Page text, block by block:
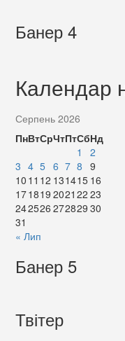
Банер 4
Календар
Серпень 2026
ПнВтСрЧтПтСбНд
1
2
3 4 5 6 7 8 9
10 11 12 131415 16
171819 2021 22 23
242526 272829 30
31
« Лип
Банер 5
Твітер